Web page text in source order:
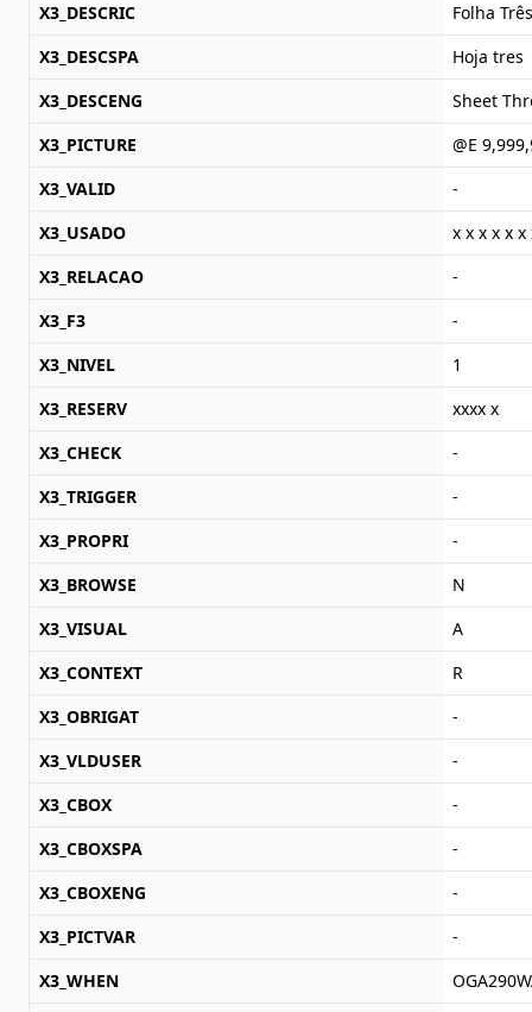
X3_DESCRIC
Folha Três
X3_DESCSPA
Hoja tres
X3_DESCENG
Sheet
X3_PICTURE
@E
X3_VALID
-
X3_USADO
x x x x x x
X3_RELACAO
-
X3_F3
-
X3_NIVEL
1
X3_RESERV
xxxx x
X3_CHECK
-
X3_TRIGGER
-
X3_PROPRI
-
X3_BROWSE
N
X3_VISUAL
A
X3_CONTEXT
R
X3_OBRIGAT
-
X3_VLDUSER
-
X3_CBOX
-
X3_CBOXSPA
-
X3_CBOXENG
-
X3_PICTVAR
-
X3_WHEN